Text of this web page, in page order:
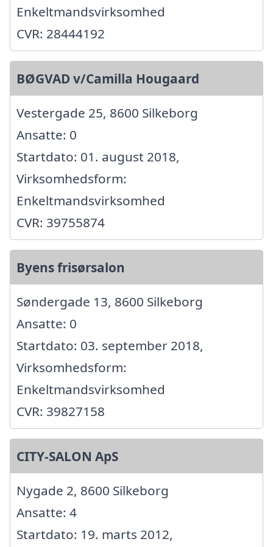
Enkeltmandsvirksomhed
CVR: 28444192
BØGVAD v/Camilla Hougaard
Vestergade 25, 8600 Silkeborg
Ansatte: 0
Startdato: 01. august 2018,
Virksomhedsform:
Enkeltmandsvirksomhed
CVR: 39755874
Byens frisørsalon
Søndergade 13, 8600 Silkeborg
Ansatte: 0
Startdato: 03. september 2018,
Virksomhedsform:
Enkeltmandsvirksomhed
CVR: 39827158
CITY-SALON ApS
Nygade 2, 8600 Silkeborg
Ansatte: 4
Startdato: 19. marts 2012,